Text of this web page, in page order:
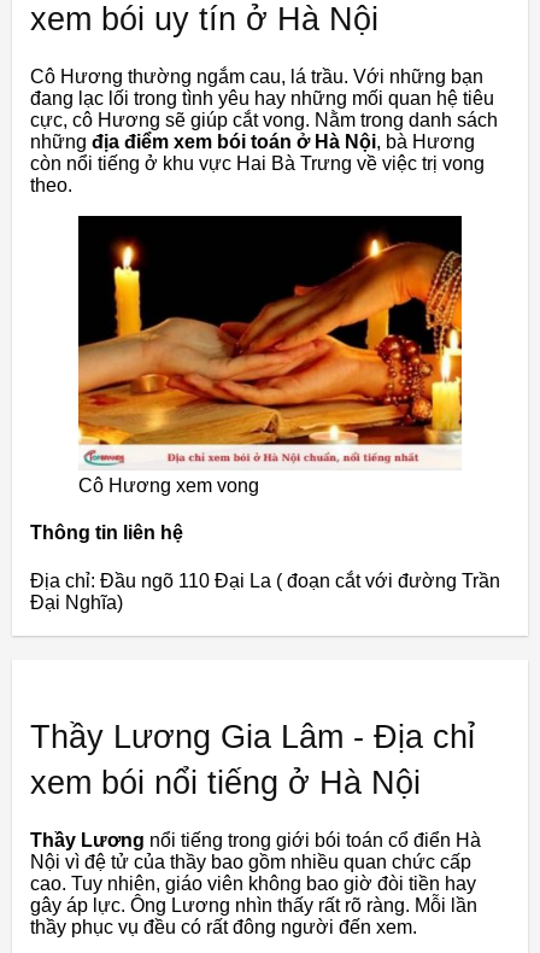
xem bói uy tín ở Hà Nội
Cô Hương thường ngắm cau, lá trầu. Với những bạn
đang lạc lối trong tình yêu hay những mối quan hệ tiêu
cực, cô Hương sẽ giúp cắt vong. Nằm trong danh sách
những địa điểm xem bói toán ở Hà Nội, bà Hương
còn nổi tiếng ở khu vực Hai Bà Trưng về việc trị vong
theo.
Cô Hương xem vong
Thông tin liên hệ
Địa chỉ: Đầu ngõ 110 Đại La ( đoạn cắt với đường Trần
Đại Nghĩa)
Thầy Lương Gia Lâm - Địa chỉ
xem bói nổi tiếng ở Hà Nội
Thầy Lương nổi tiếng trong giới bói toán cổ điển Hà
Nội vì đệ tử của thầy bao gồm nhiều quan chức cấp
cao. Tuy nhiên, giáo viên không bao giờ đòi tiền hay
gây áp lực. Ông Lương nhìn thấy rất rõ ràng. Mỗi lần
thầy phục vụ đều có rất đông người đến xem.